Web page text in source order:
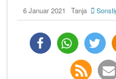
6 Januar 2021 Tanja
teilen twittern